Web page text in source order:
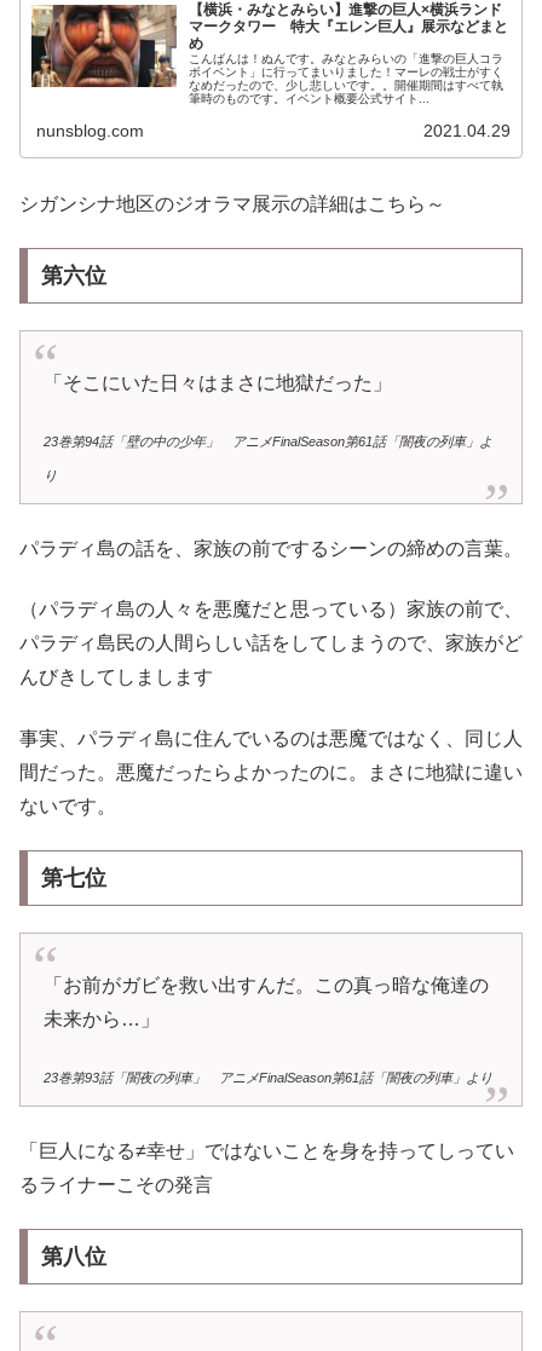
【横浜・みなとみらい】進撃の巨人×横浜ランド
マークタワー 特大『エレン巨人』展示などまと
め
こんばんは！ぬんです。みなとみらいの「進撃の巨人コラ
ボイベント」に行ってまいりました！マーレの戦士がすく
なめだったので、少し悲しいです。。開催期間はすべて執
筆時のものです。イベント概要公式サイト...
nunsblog.com 2021.04.29
シガンシナ地区のジオラマ展示の詳細はこちら～
第六位
「そこにいた日々はまさに地獄だった」
23巻第94話「壁の中の少年」 アニメFinalSeason第61話「闇夜の列車」よ
り
パラディ島の話を、家族の前でするシーンの締めの言葉。
（パラディ島の人々を悪魔だと思っている）家族の前で、
パラディ島民の人間らしい話をしてしまうので、家族がど
んびきしてしまします
事実、パラディ島に住んでいるのは悪魔ではなく、同じ人
間だった。悪魔だったらよかったのに。まさに地獄に違い
ないです。
第七位
「お前がガビを救い出すんだ。この真っ暗な俺達の
未来から…」
23巻第93話「闇夜の列車」 アニメFinalSeason第61話「闇夜の列車」より
「巨人になる≠幸せ」ではないことを身を持ってしってい
るライナーこその発言
第八位